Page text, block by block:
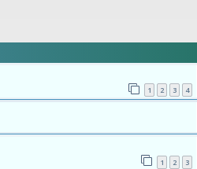
1 2 3 4
1 2 3